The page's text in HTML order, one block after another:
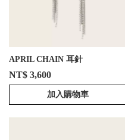
APRIL CHAIN 耳針
NT$ 3,600
加入購物車